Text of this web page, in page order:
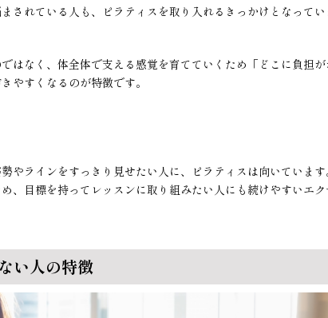
されている人も、ピラティスを取り入れるきっかけとなってい
はなく、体全体で支える感覚を育てていくため「どこに負担が
やすくなるのが特徴です。
やラインをすっきり見せたい人に、ピラティスは向いています
、目標を持ってレッスンに取り組みたい人にも続けやすいエク
い人の特徴